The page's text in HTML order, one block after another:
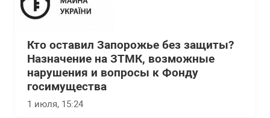
Кто оставил Запорожье без защиты?
Назначение на ЗТМК, возможные
нарушения и вопросы к Фонду
госимущества
1 июля, 15:24